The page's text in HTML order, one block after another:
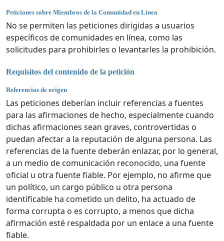
Peticiones sobre Miembros de la Comunidad en Línea
No se permiten las peticiones dirigidas a usuarios
específicos de comunidades en línea, como las
solicitudes para prohibirles o levantarles la prohibición.
Requisitos del contenido de la petición
Referencias de origen
Las peticiones deberían incluir referencias a fuentes
para las afirmaciones de hecho, especialmente cuando
dichas afirmaciones sean graves, controvertidas o
puedan afectar a la reputación de alguna persona. Las
referencias de la fuente deberán enlazar, por lo general,
a un medio de comunicación reconocido, una fuente
oficial u otra fuente fiable. Por ejemplo, no afirme que
un político, un cargo público u otra persona
identificable ha cometido un delito, ha actuado de
forma corrupta o es corrupto, a menos que dicha
afirmación esté respaldada por un enlace a una fuente
fiable.